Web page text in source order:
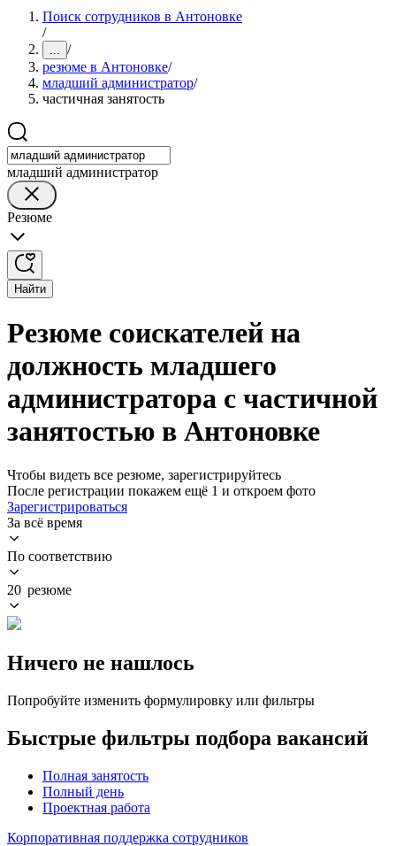
Поиск сотрудников в Антоновке
/
... /
резюме в Антоновке/
младший администратор/
частичная занятость
младший администратор
Резюме
Найти
Резюме соискателей на
должность младшего
администратора с частичной
занятостью в Антоновке
Чтобы видеть все резюме, зарегистрируйтесь
После регистрации покажем ещё 1 и откроем фото
Зарегистрироваться
За всё время
По соответствию
20 резюме
Ничего не нашлось
Попробуйте изменить формулировку или фильтры
Быстрые фильтры подбора вакансий
Полная занятость
Полный день
Проектная работа
Корпоративная поддержка сотрудников